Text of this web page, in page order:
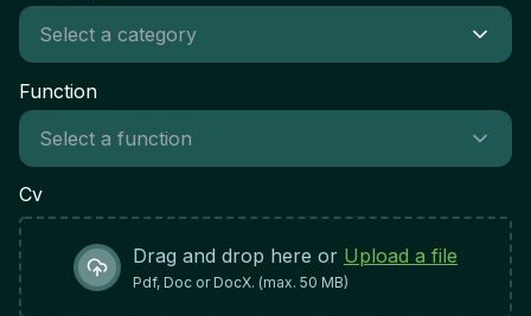
Function
Cv
Drag and drop here or Upload a file
Pdf, Doc or DocX. (max. 50 MB)